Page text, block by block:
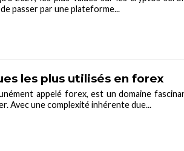
passer par une plateforme...
les plus utilisés en forex
appelé forex, est un domaine
Avec une complexité inhérente due...